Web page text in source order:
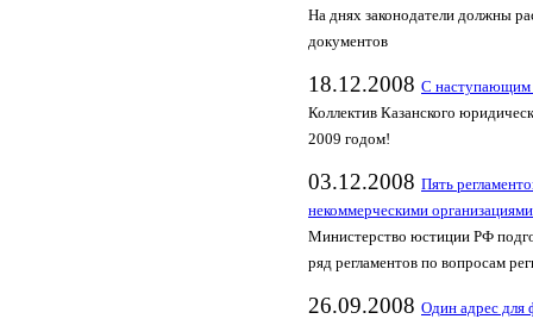
На днях законодатели должны
документов
18.12.2008 С
Коллектив Казанского
2009 годом!
03.12.2008 Пять
некоммерческими организациями
Министерство юстиции РФ
ряд регламентов по вопросам
26.09.2008 Один адрес для